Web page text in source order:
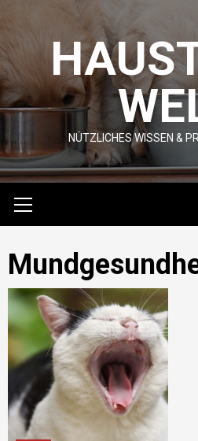
content
NÜTZLICHES WISSEN &
Menu